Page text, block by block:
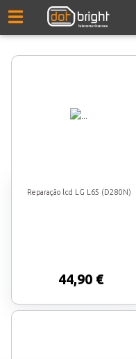
Reparação lcd LG L65 (D280N)
44,90 €